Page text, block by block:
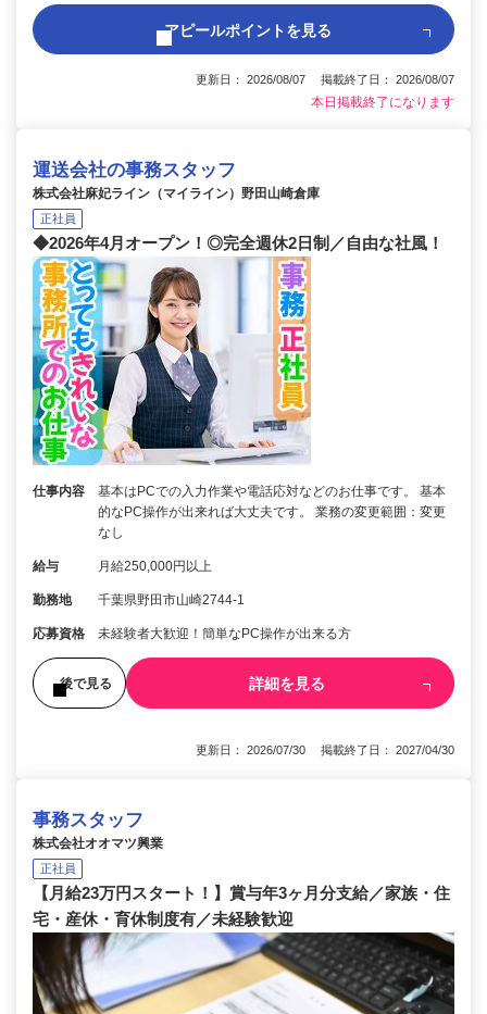
アピールポイントを見る
更新日： 2026/08/07 掲載終了日： 2026/08/07
本日掲載終了になります
運送会社の事務スタッフ
株式会社麻妃ライン（マイライン）野田山崎倉庫
正社員
◆2026年4月オープン！◎完全週休2日制／自由な社風！
仕事内容
基本はPCでの入力作業や電話応対などのお仕事です。 基本
的なPC操作が出来れば大丈夫です。 業務の変更範囲：変更
なし
給与 月給250,000円以上
勤務地 千葉県野田市山崎2744-1
応募資格 未経験者大歓迎！簡単なPC操作が出来る方
後で見る 詳細を見る
更新日： 2026/07/30 掲載終了日： 2027/04/30
事務スタッフ
株式会社オオマツ興業
正社員
【月給23万円スタート！】賞与年3ヶ月分支給／家族・住
宅・産休・育休制度有／未経験歓迎